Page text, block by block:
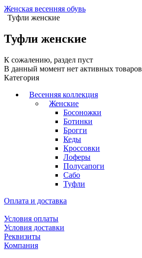
Женская весенняя обувь
Туфли женские
Туфли женские
К сожалению, раздел пуст
В данный момент нет активных товаров
Категория
Весенняя коллекция
Женские
Босоножки
Ботинки
Брогги
Кеды
Кроссовки
Лоферы
Полусапоги
Сабо
Туфли
Оплата и доставка
Условия оплаты
Условия доставки
Реквизиты
Компания